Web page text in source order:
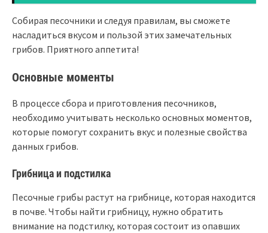
Собирая песочники и следуя правилам, вы сможете
насладиться вкусом и пользой этих замечательных
грибов. Приятного аппетита!
Основные моменты
В процессе сбора и приготовления песочников,
необходимо учитывать несколько основных моментов,
которые помогут сохранить вкус и полезные свойства
данных грибов.
Грибница и подстилка
Песочные грибы растут на грибнице, которая находится
в почве. Чтобы найти грибницу, нужно обратить
внимание на подстилку, которая состоит из опавших